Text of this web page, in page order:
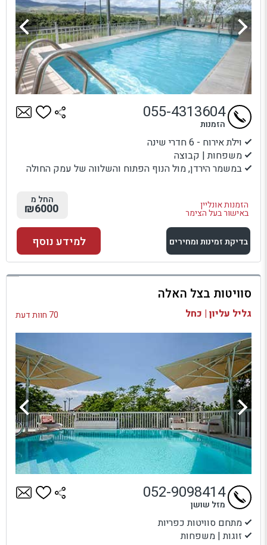
וילת אירוח - 6 חדרי שינה
משפחות | קבוצה
במשמר הירדן, מול הנוף הפתוח והשלווה של עמק החולה
הזמנות אונליין
באישור בעל הצימר
055-4313604
הזמנות
החל מ
₪6000
בדיקת זמינות ומחירים
למתחם זה
בדיקת זמינות ומחירים
למידע נוסף
סוויטות בצל האלה
גליל עליון | כחל 70 חוות דעת
מתחם סוויטות כפריות
זוגות | משפחות
052-9098414
מזל שושן